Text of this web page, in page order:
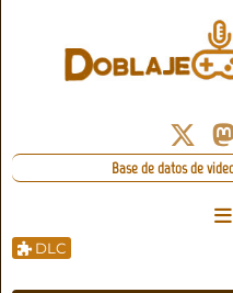
Base de datos de
DLC